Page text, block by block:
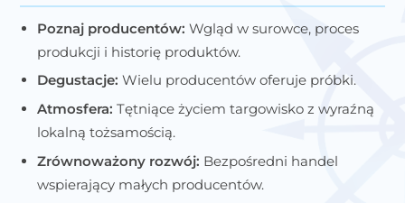
Poznaj producentów: Wgląd w surowce, proces
produkcji i historię produktów.
Degustacje: Wielu producentów oferuje próbki.
Atmosfera: Tętniące życiem targowisko z wyraźną
lokalną tożsamością.
Zrównoważony rozwój: Bezpośredni handel
wspierający małych producentów.